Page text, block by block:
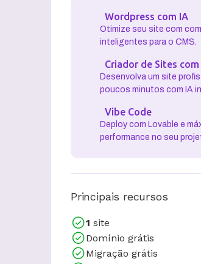
Wordpress com IA
Otimize seu site com
inteligentes para o CMS.
Criador de Sites com
Desenvolva um site
poucos minutos com IA
Vibe Code
Deploy com Lovable e
performance no seu
Principais recursos
1 site
Domínio grátis
Migração grátis